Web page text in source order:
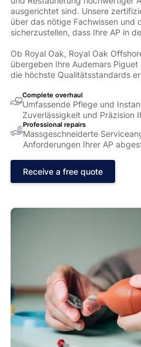
ausgerichtet sind. Unsere
über das nötige Fachwissen und
sicherzustellen, dass Ihre AP in
Ob Royal Oak, Royal Oak
übergeben Ihre Audemars
die höchste Qualitätsstandards
Complete overhaul
Umfassende Pflege und
Zuverlässigkeit und Präzision
Professional repairs
Massgeschneiderte
Anforderungen Ihrer AP
Receive a free quote